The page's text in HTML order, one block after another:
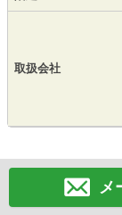
取扱会社
メ